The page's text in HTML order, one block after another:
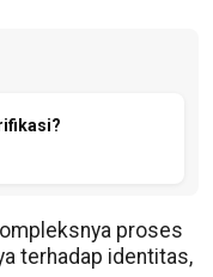
proses
terhadap identitas,